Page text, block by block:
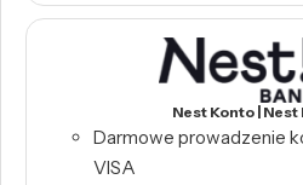
Nest Konto | Nest
Darmowe prowadzenie
VISA